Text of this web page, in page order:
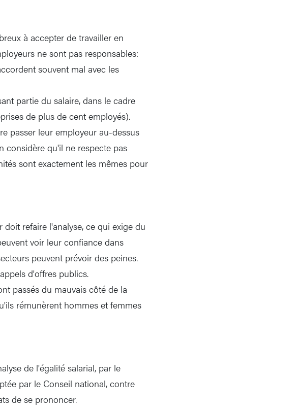
à accepter de travailler en
ne sont pas responsables:
souvent mal avec les
partie du salaire, dans le cadre
de plus de cent employés).
passer leur employeur au-dessus
considère qu'il ne respecte pas
sont exactement les mêmes pour
refaire l'analyse, ce qui exige du
voir leur confiance dans
peuvent prévoir des peines.
d'offres publics.
passés du mauvais côté de la
rémunèrent hommes et femmes
de l'égalité salarial, par le
par le Conseil national, contre
de se prononcer.